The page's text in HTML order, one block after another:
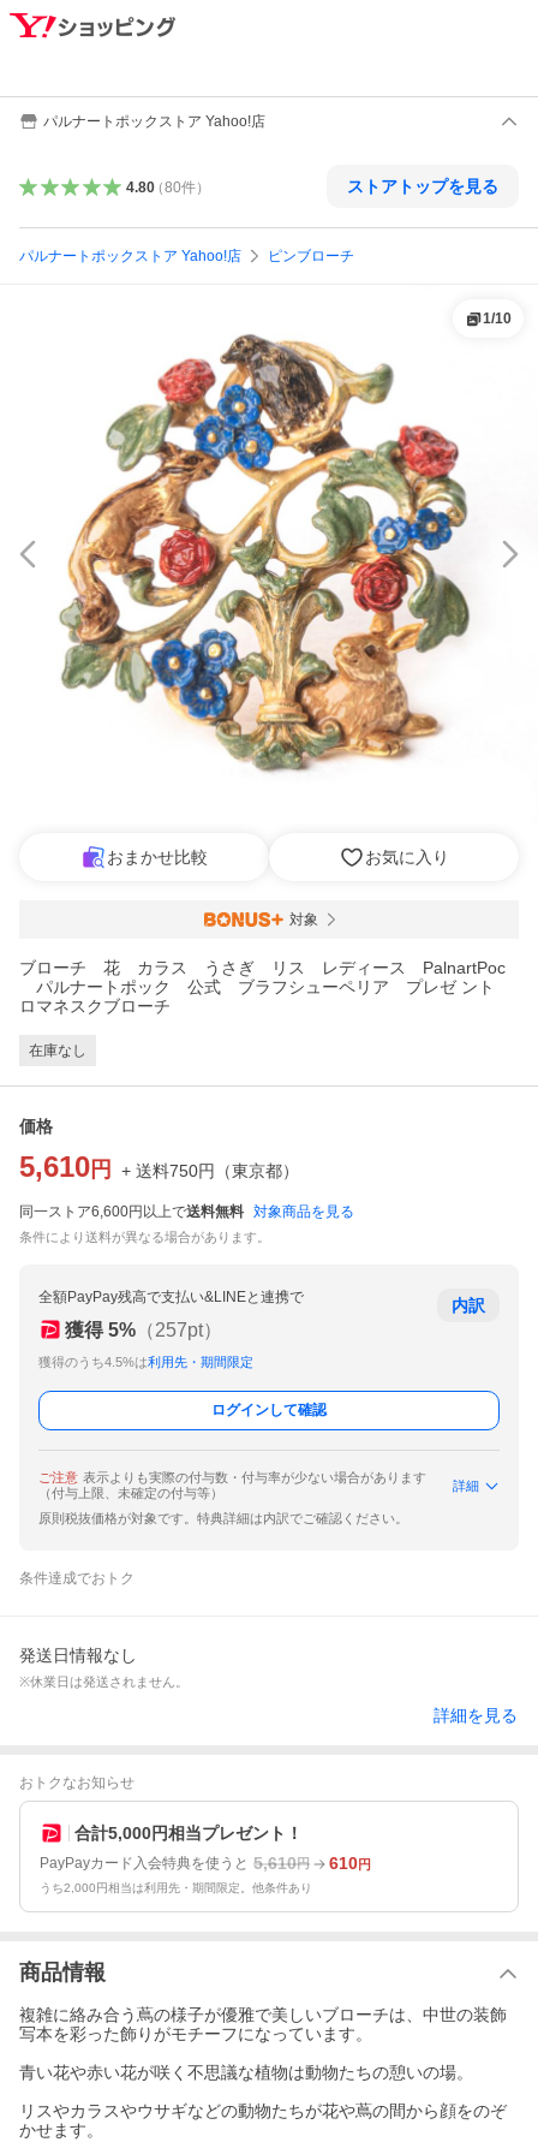
パルナートポックストア Yahoo!店
4.80（80件） ストアトップを見る
パルナートポックストア Yahoo!店 ピンブローチ
1/10
おまかせ比較 お気に入り
対象
ブローチ 花 カラス うさぎ リス レディース PalnartPoc
パルナートポック 公式 ブラフシューペリア プレゼ ント
ロマネスクブローチ
在庫なし
価格
5,610 円 + 送料750円 （東京都）
同一ストア6,600円以上で送料無料 対象商品を見る
条件により送料が異なる場合があります。
全額PayPay残高で支払い&LINEと連携で
獲得 5% （257pt）
獲得のうち4.5%は利用先・期間限定
内訳
ログインして確認
ご注意 表示よりも実際の付与数・付与率が少ない場合があります
（付与上限、未確定の付与等）
詳細
原則税抜価格が対象です。特典詳細は内訳でご確認ください。
条件達成でおトク
発送日情報なし
※休業日は発送されません。
詳細を見る
おトクなお知らせ
合計5,000円相当プレゼント！
PayPayカード入会特典を使うと 5,610円 610円
うち2,000円相当は利用先・期間限定。他条件あり
商品情報
複雑に絡み合う蔦の様子が優雅で美しいブローチは、中世の装飾
写本を彩った飾りがモチーフになっています。
青い花や赤い花が咲く不思議な植物は動物たちの憩いの場。
リスやカラスやウサギなどの動物たちが花や蔦の間から顔をのぞ
かせます。